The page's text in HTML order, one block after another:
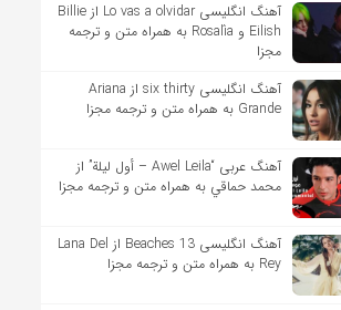
آهنگ انگلیسی Lo vas a olvidar از Billie
Eilish و Rosalía به همراه متن و ترجمه
مجزا
آهنگ انگلیسی six thirty از Ariana
Grande به همراه متن و ترجمه مجزا
آهنگ عربی “Awel Leila – أول ليلة” از
محمد حماقي به همراه متن و ترجمه مجزا
آهنگ انگلیسی 13 Beaches از Lana Del
Rey به همراه متن و ترجمه مجزا